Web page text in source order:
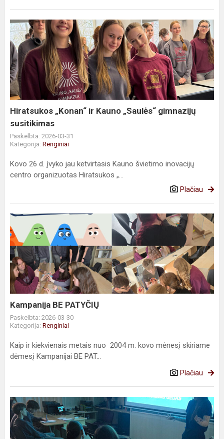
Hiratsukos
„Konan“
ir
Kauno
„Saulės“
gimnazijų
susitikimas
Hiratsukos „Konan“ ir Kauno „Saulės“ gimnazijų
susitikimas
Paskelbta: 2026-03-31
Kategorija: Renginiai
Kovo 26 d. įvyko jau ketvirtasis Kauno švietimo inovacijų
centro organizuotas Hiratsukos „...
Plačiau
Kampanija
BE
PATYČIŲ
Kampanija BE PATYČIŲ
Paskelbta: 2026-03-30
Kategorija: Renginiai
Kaip ir kiekvienais metais nuo 2004 m. kovo mėnesį skiriame
dėmesį Kampanijai BE PAT...
Plačiau
Vilniaus
TECH
atstovai